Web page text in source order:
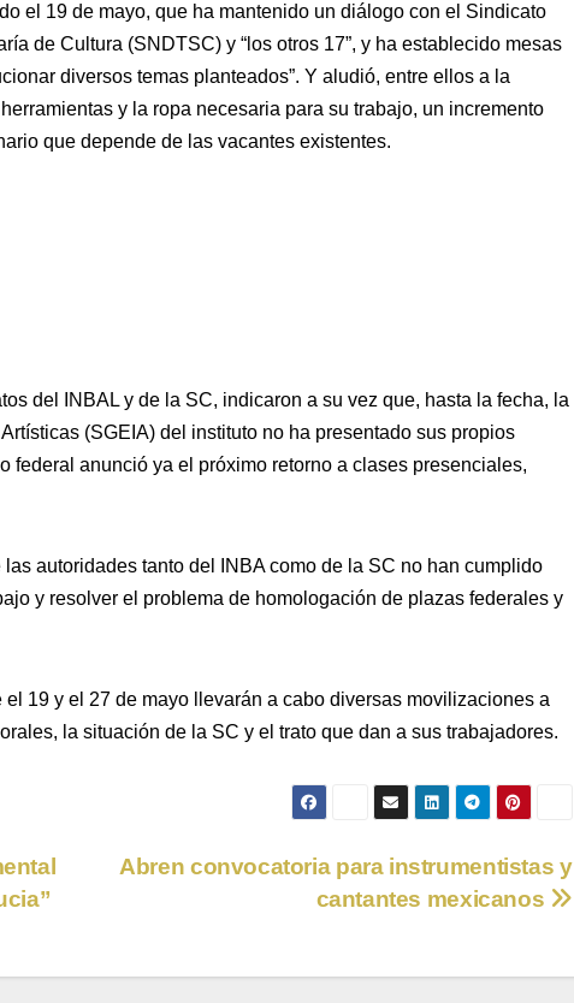
el 19 de mayo, que ha mantenido un diálogo con el Sindicato
de Cultura (SNDTSC) y “los otros 17”, y ha establecido mesas
diversos temas planteados”. Y aludió, entre ellos a la
y la ropa necesaria para su trabajo, un incremento
que depende de las vacantes existentes.
del INBAL y de la SC, indicaron a su vez que, hasta la fecha, la
(SGEIA) del instituto no ha presentado sus propios
federal anunció ya el próximo retorno a clases presenciales,
autoridades tanto del INBA como de la SC no han cumplido
y resolver el problema de homologación de plazas federales y
19 y el 27 de mayo llevarán a cabo diversas movilizaciones a
la situación de la SC y el trato que dan a sus trabajadores.
Abren convocatoria para instrumentistas y
cantantes mexicanos